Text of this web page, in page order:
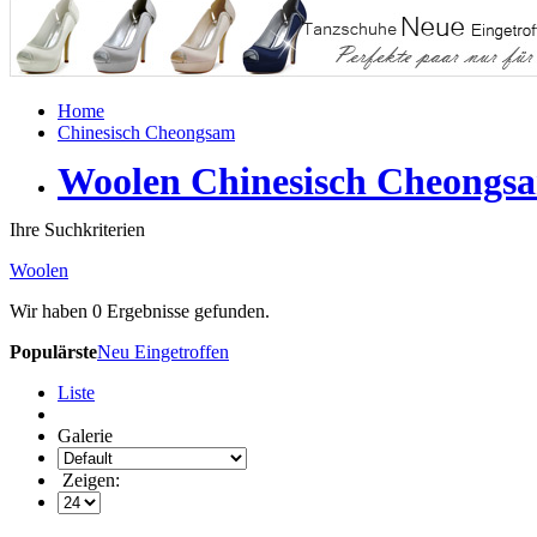
Home
Chinesisch Cheongsam
Woolen Chinesisch
Ihre Suchkriterien
Woolen
Wir haben 0 Ergebnisse gefunden.
PopulärsteNeu Eingetroffen
Liste
Galerie
Zeigen: